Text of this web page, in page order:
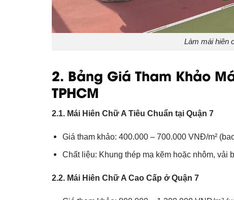
Làm mái hiên
2. Bảng Giá Tham Khảo
TPHCM
2.1. Mái Hiên Chữ A Tiêu Chuẩn tại Quận 7
Giá tham khảo: 400.000 – 700.000 VNĐ/m²
Chất liệu: Khung thép mạ kẽm hoặc nhôm, vải
2.2. Mái Hiên Chữ A Cao Cấp ở Quận 7